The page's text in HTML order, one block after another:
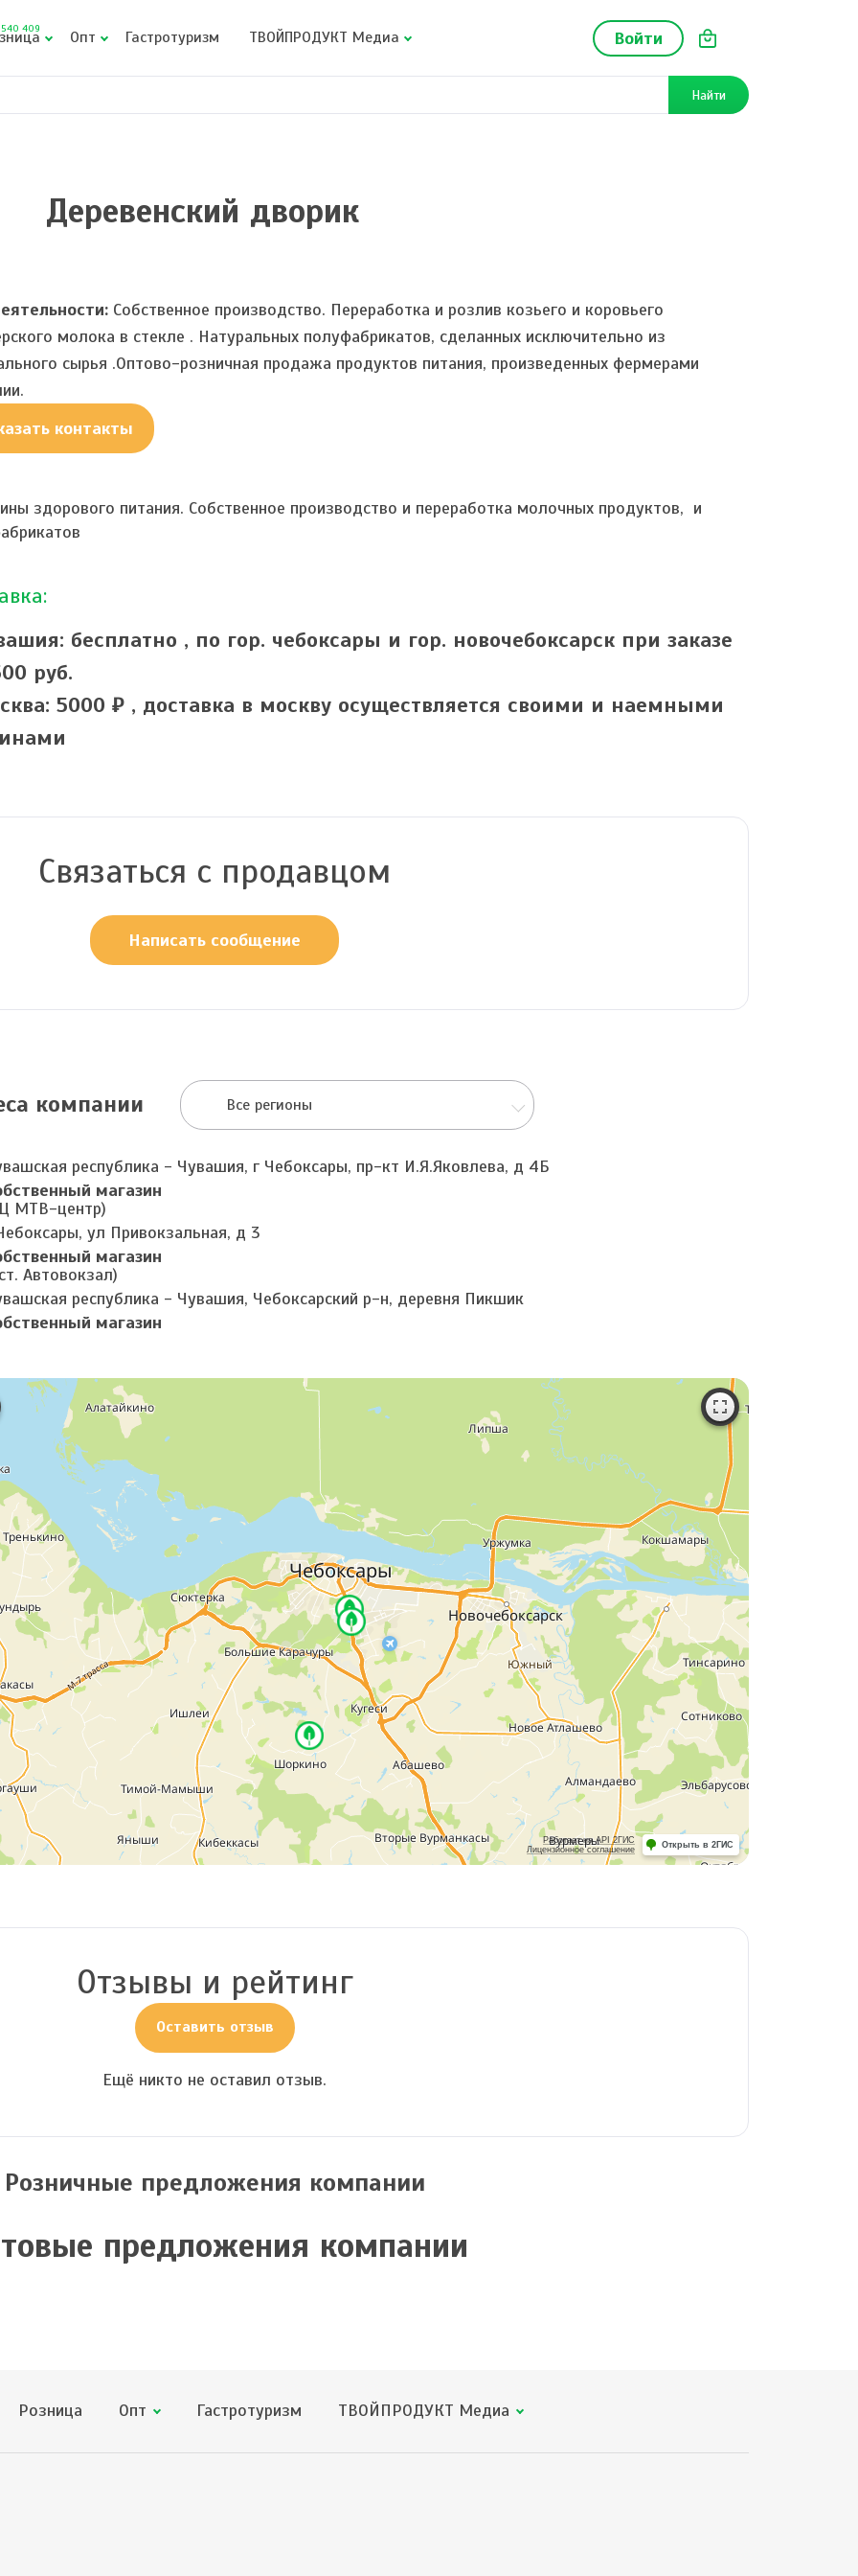
Войти
540 409 Опт Гастротуризм ТВОЙПРОДУКТ Медиа
Найти
Деревенский дворик
Собственное производство. Переработка и розлив козьего и коровьего
молока в стекле . Натуральных полуфабрикатов, сделанных исключительно из
сырья .Оптово-розничная продажа продуктов питания, произведенных фермерами
контакты
здорового питания. Собственное производство и переработка молочных продуктов, и
бесплатно , по гор. чебоксары и гор. новочебоксарск при заказе
руб.
5000 ₽ , доставка в москву осуществляется своими и наемными
Связаться с продавцом
Написать сообщение
компании Все регионы
республика - Чувашия, г Чебоксары, пр-кт И.Я.Яковлева, д 4Б
магазин
МТВ-центр)
ул Привокзальная, д 3
магазин
Автовокзал)
республика - Чувашия, Чебоксарский р-н, деревня Пикшик
магазин
Работает на API 2ГИС
Лицензионное соглашение
Открыть в 2ГИС
Отзывы и рейтинг
Оставить отзыв
Ещё никто не оставил отзыв.
Розничные предложения компании
предложения компании
Розница Опт Гастротуризм ТВОЙПРОДУКТ Медиа